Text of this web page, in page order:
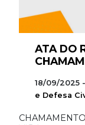
ATA DO
18/09/2025 -
e Defesa